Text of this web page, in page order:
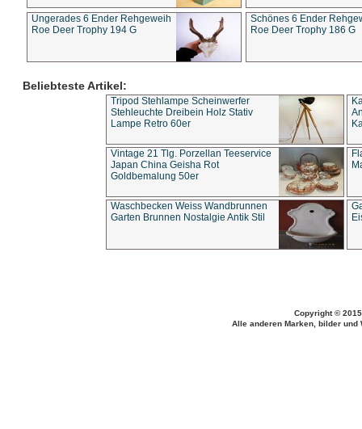
Ungerades 6 Ender Rehgeweih
Roe Deer Trophy 194 G
Schönes 6 Ender
Roe Deer Trophy 186 G
Beliebteste Artikel:
Tripod Stehlampe Scheinwerfer
Stehleuchte Dreibein Holz Stativ
Lampe Retro 60er
Vintage 21 Tlg. Porzellan Teeservice
Japan China Geisha Rot
Goldbemalung 50er
Waschbecken Weiss Wandbrunnen
Garten Brunnen Nostalgie Antik Stil
Copyright ©
Alle anderen Marken, bilder und